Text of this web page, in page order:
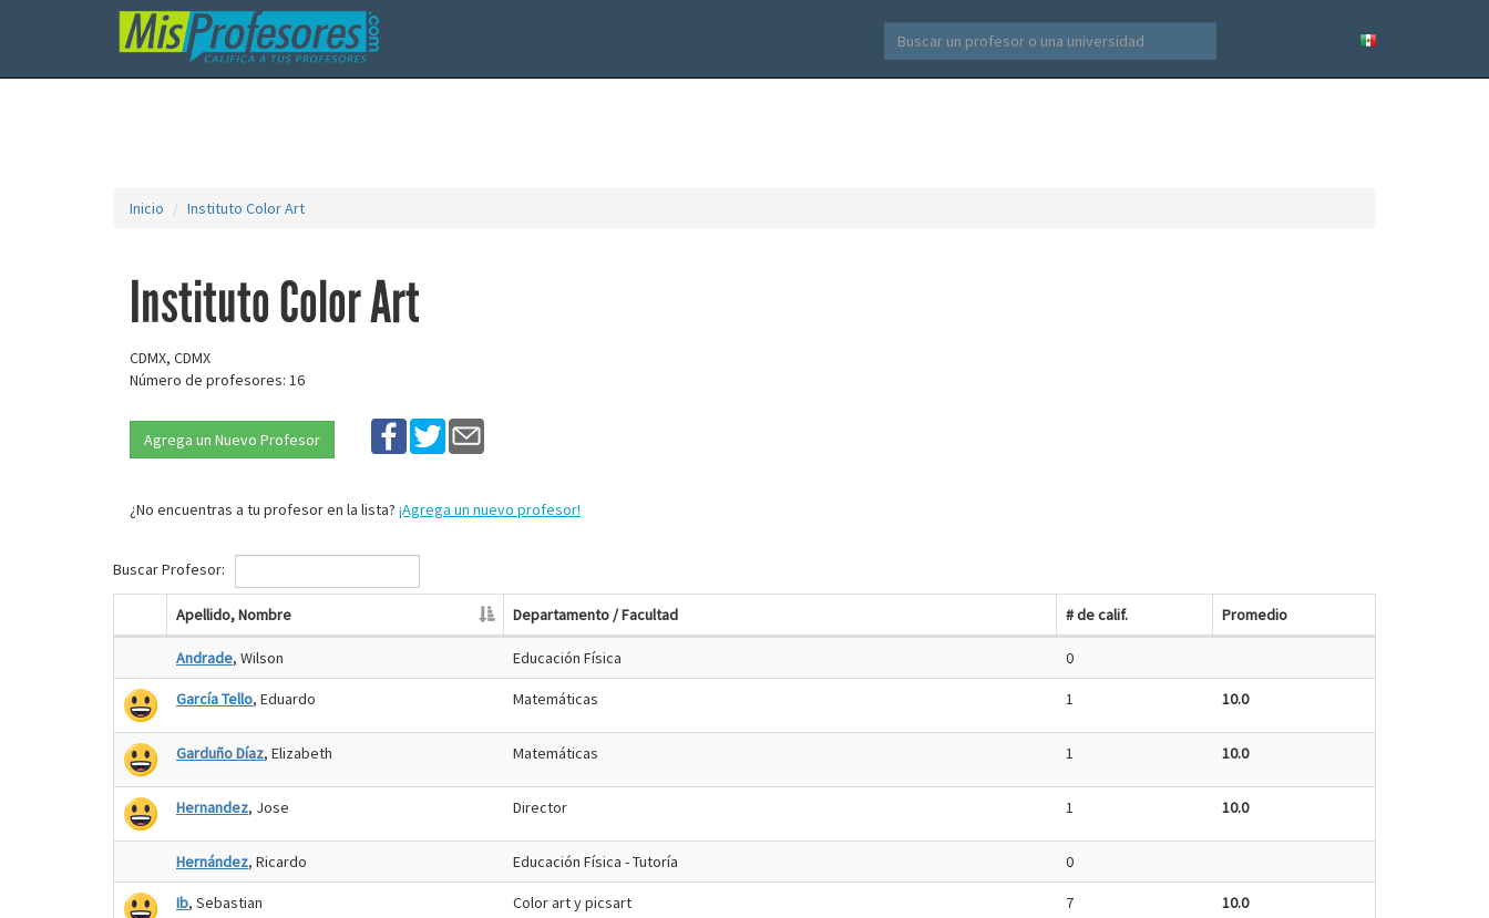
Inicio Instituto Color Art
Instituto Color Art
CDMX, CDMX
Número de profesores: 16
Agrega un Nuevo Profesor
¿No encuentras a tu profesor en la lista? ¡Agrega un nuevo profesor!
Buscar Profesor:
Apellido, Nombre Departamento / Facultad # de calif. Promedio
Andrade, Wilson Educación Física 0
García Tello, Eduardo Matemáticas 1 10.0
Garduño Díaz, Elizabeth Matemáticas 1 10.0
Hernandez, Jose Director 1 10.0
Hernández, Ricardo Educación Física - Tutoría 0
Ib, Sebastian Color art y picsart 7 10.0